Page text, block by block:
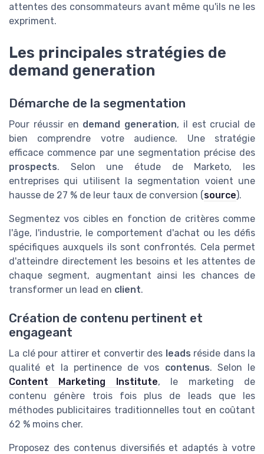
attentes des consommateurs avant même qu'ils ne les
expriment.
Les principales stratégies de
demand generation
Démarche de la segmentation
Pour réussir en demand generation, il est crucial de
bien comprendre votre audience. Une stratégie
efficace commence par une segmentation précise des
prospects. Selon une étude de Marketo, les
entreprises qui utilisent la segmentation voient une
hausse de 27 % de leur taux de conversion (source).
Segmentez vos cibles en fonction de critères comme
l'âge, l'industrie, le comportement d'achat ou les défis
spécifiques auxquels ils sont confrontés. Cela permet
d'atteindre directement les besoins et les attentes de
chaque segment, augmentant ainsi les chances de
transformer un lead en client.
Création de contenu pertinent et
engageant
La clé pour attirer et convertir des leads réside dans la
qualité et la pertinence de vos contenus. Selon le
Content Marketing Institute, le marketing de
contenu génère trois fois plus de leads que les
méthodes publicitaires traditionnelles tout en coûtant
62 % moins cher.
Proposez des contenus diversifiés et adaptés à votre